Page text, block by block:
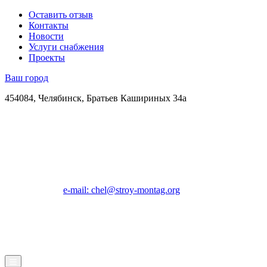
Оставить отзыв
Контакты
Новости
Услуги снабжения
Проекты
Ваш город
454084, Челябинск, Братьев Кашириных 34а
e-mail: chel@stroy-montag.org